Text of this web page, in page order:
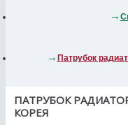
Патрубок
ПАТРУБОК
КОРЕЯ